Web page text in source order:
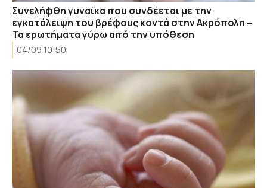
Συνελήφθη γυναίκα που συνδέεται με την
εγκατάλειψη του βρέφους κοντά στην Ακρόπολη –
Τα ερωτήματα γύρω από την υπόθεση
04/09 10:50